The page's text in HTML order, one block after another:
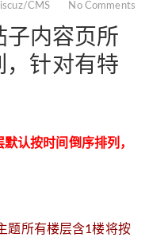
CMS No Comments
子内容页所
，针对有特
认按时间倒序排列，
题所有楼层含1楼将按